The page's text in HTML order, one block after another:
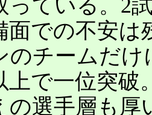
っている。2
面での不安
のチームだ
上で一位突破
の選手層も厚